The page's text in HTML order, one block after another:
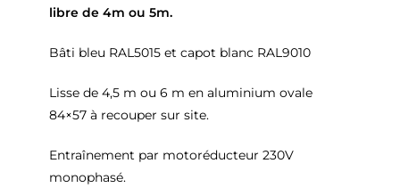
libre de 4m ou 5m.
Bâti bleu RAL5015 et capot blanc RAL9010
Lisse de 4,5 m ou 6 m en aluminium ovale
84×57 à recouper sur site.
Entraînement par motoréducteur 230V
monophasé.